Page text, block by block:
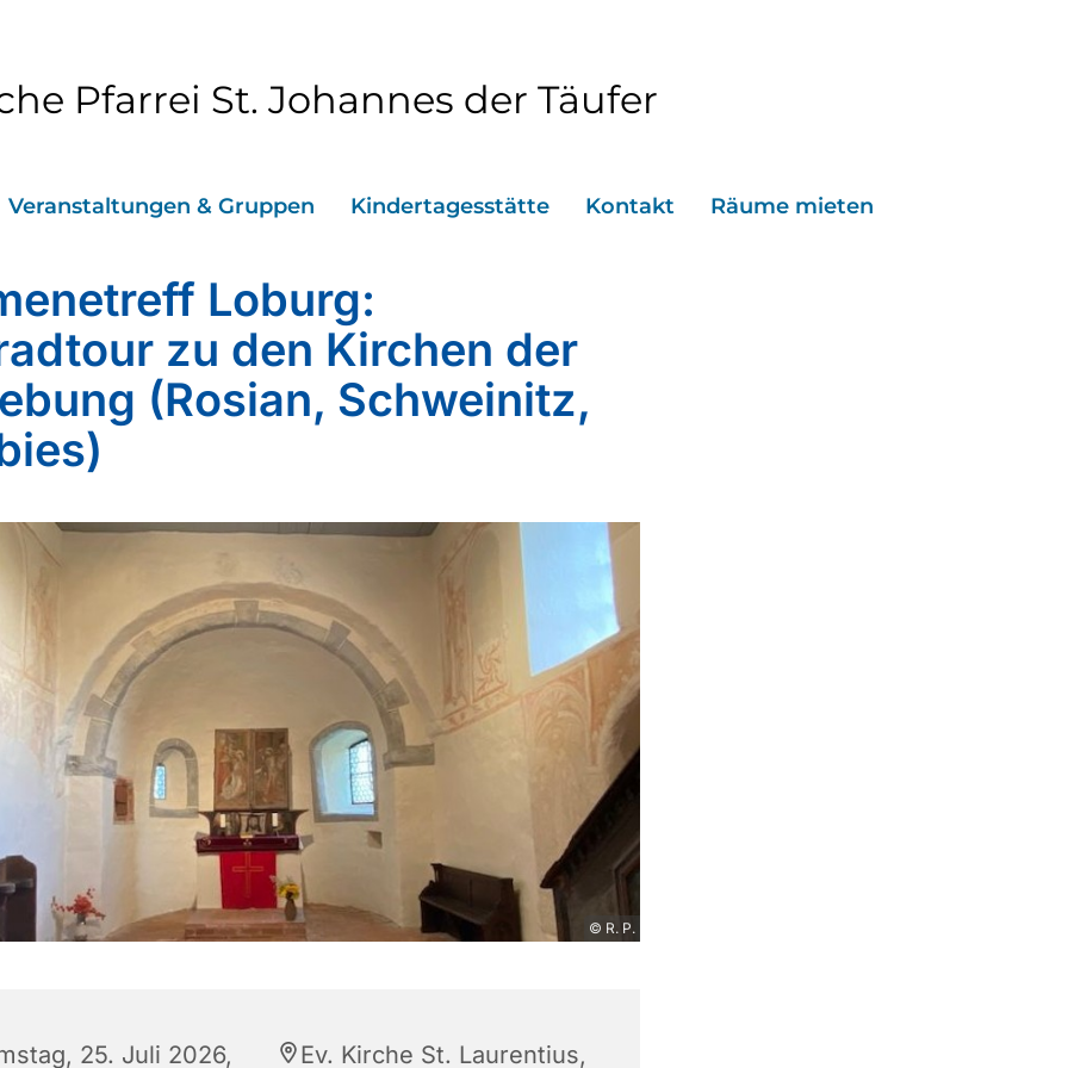
Pfarrei St. Johannes der Täufer
Veranstaltungen & Gruppen Kindertagesstätte Kontakt Räume mieten
Loburg:
zu den Kirchen der
(Rosian, Schweinitz,
© R. P.
25. Juli 2026, Ev. Kirche St. Laurentius,